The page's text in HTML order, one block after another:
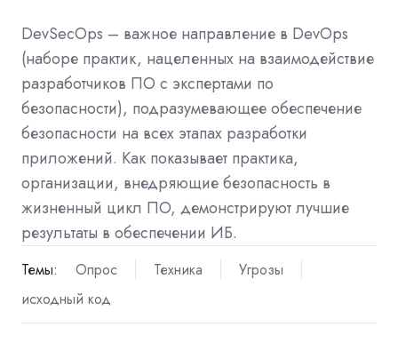
DevSecOps – важное направление в DevOps
(наборе практик, нацеленных на взаимодействие
разработчиков ПО с экспертами по
безопасности), подразумевающее обеспечение
безопасности на всех этапах разработки
приложений. Как показывает практика,
организации, внедряющие безопасность в
жизненный цикл ПО, демонстрируют лучшие
результаты в обеспечении ИБ.
Темы: Опрос Техника
Угрозы
исходный код